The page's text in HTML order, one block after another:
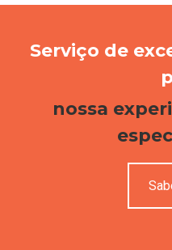
Serviço de
nossa